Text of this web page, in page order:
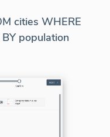
cities WHERE
population